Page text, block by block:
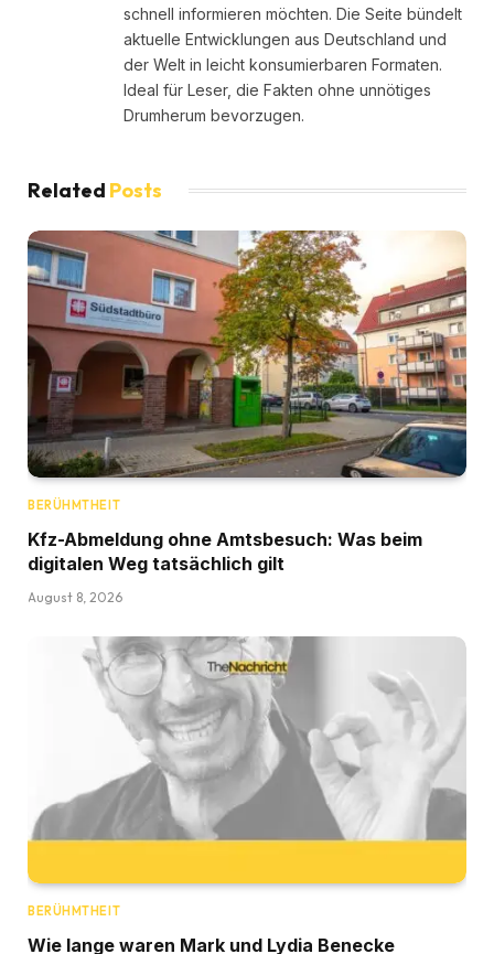
schnell informieren möchten. Die Seite bündelt
aktuelle Entwicklungen aus Deutschland und
der Welt in leicht konsumierbaren Formaten.
Ideal für Leser, die Fakten ohne unnötiges
Drumherum bevorzugen.
Related Posts
BERÜHMTHEIT
Kfz-Abmeldung ohne Amtsbesuch: Was beim
digitalen Weg tatsächlich gilt
August 8, 2026
BERÜHMTHEIT
Wie lange waren Mark und Lydia Benecke